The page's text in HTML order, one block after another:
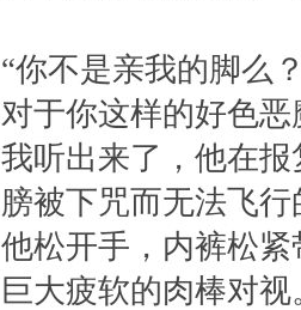
“你不是亲我的脚么
对于你这样的好色
我听出来了，他在
膀被下咒而无法飞
他松开手，内裤松
巨大疲软的肉棒对视